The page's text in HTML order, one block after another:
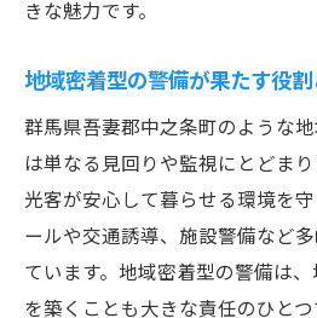
施設警備の仕事がもた
力
現場スタッフが語る警
資格取得で広がる警備キャ
警備の資格取得がも
警備員が目指せる主な
きな魅力です。
地域密着型の警備が果たす役
群馬県吾妻郡中之条町のような
は単なる見回りや監視にとどま
光客が安心して暮らせる環境を
ールや交通誘導、施設警備など
ています。地域密着型の警備は
を築くことも大きな責任のひとつ